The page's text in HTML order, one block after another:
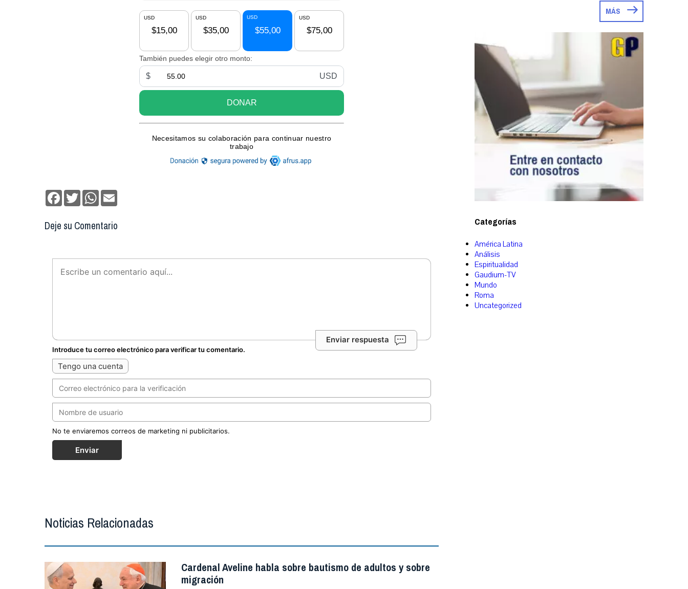
Facebook
TwitterWhatsApp
Deje su Comentario
Enviar respuesta
Introduce tu correo electrónico para verificar tu comentario.
Tengo una cuenta
No te enviaremos correos de marketing ni publicitarios.
Enviar
Noticias Relacionadas
Cardenal Aveline habla sobre bautismo de adultos y sobre
migración
MÁS
Categorías
América Latina
Análisis
Espiritualidad
Gaudium-TV
Mundo
Roma
Uncategorized